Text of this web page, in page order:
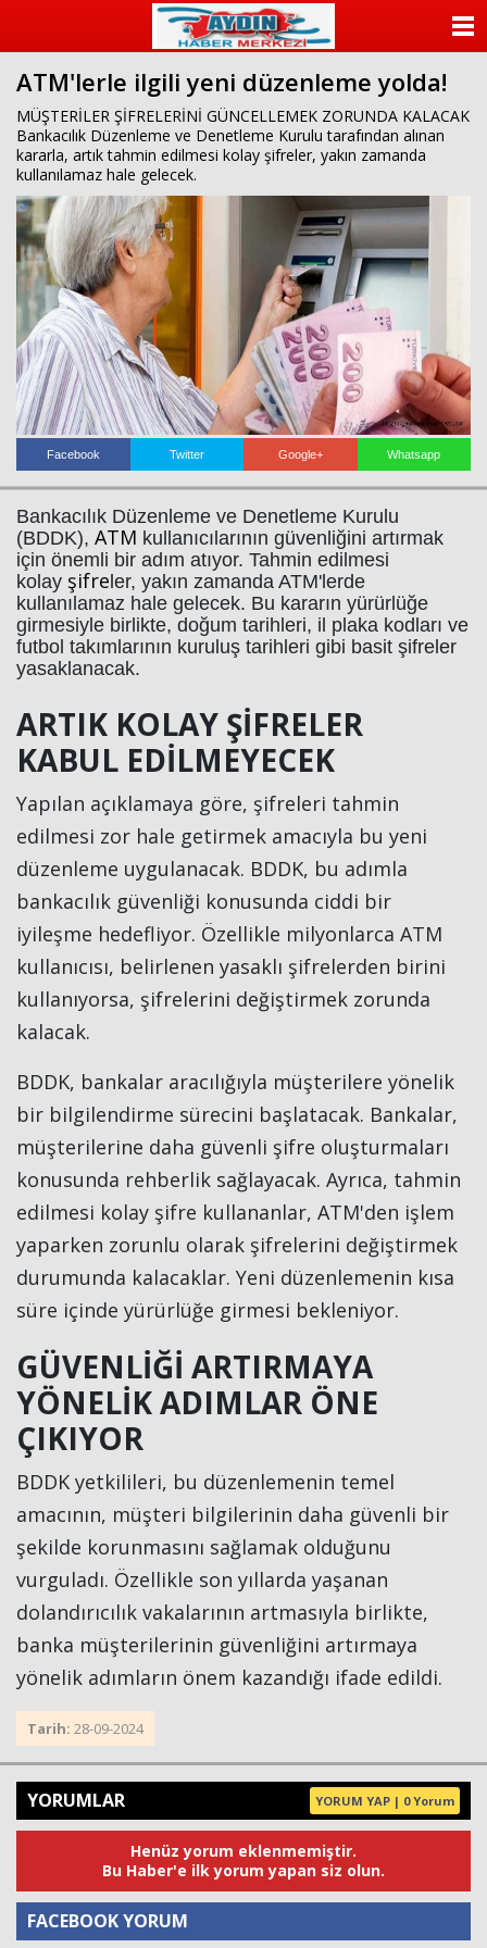
beylikdüzü
escort
bayan
beylikdüzü
escort
beylikdüzü
escort
beylikdüzü
escort
beylikdüzü
escort
beylikdüzü
escort
beylikdüzü
escort
ATM'lerle ilgili yeni düzenleme yolda!
MÜŞTERİLER ŞİFRELERİNİ GÜNCELLEMEK ZORUNDA KALACAK
Bankacılık Düzenleme ve Denetleme Kurulu tarafından alınan
kararla, artık tahmin edilmesi kolay şifreler, yakın zamanda
kullanılamaz hale gelecek.
Facebook Twitter Google+ Whatsapp
Bankacılık Düzenleme ve Denetleme Kurulu
(BDDK), ATM kullanıcılarının güvenliğini artırmak
için önemli bir adım atıyor. Tahmin edilmesi
kolay şifre ler, yakın zamanda ATM'lerde
kullanılamaz hale gelecek. Bu kararın yürürlüğe
girmesiyle birlikte, doğum tarihleri, il plaka kodları ve
futbol takımlarının kuruluş tarihleri gibi basit şifreler
yasaklanacak.
ARTIK KOLAY ŞİFRELER
KABUL EDİLMEYECEK
Yapılan açıklamaya göre, şifreleri tahmin
edilmesi zor hale getirmek amacıyla bu yeni
düzenleme uygulanacak. BDDK, bu adımla
bankacılık güvenliği konusunda ciddi bir
iyileşme hedefliyor. Özellikle milyonlarca ATM
kullanıcısı, belirlenen yasaklı şifrelerden birini
kullanıyorsa, şifrelerini değiştirmek zorunda
kalacak.
BDDK, bankalar aracılığıyla müşterilere yönelik
bir bilgilendirme sürecini başlatacak. Bankalar,
müşterilerine daha güvenli şifre oluşturmaları
konusunda rehberlik sağlayacak. Ayrıca, tahmin
edilmesi kolay şifre kullananlar, ATM'den işlem
yaparken zorunlu olarak şifrelerini değiştirmek
durumunda kalacaklar. Yeni düzenlemenin kısa
süre içinde yürürlüğe girmesi bekleniyor.
GÜVENLİĞİ ARTIRMAYA
YÖNELİK ADIMLAR ÖNE
ÇIKIYOR
BDDK yetkilileri, bu düzenlemenin temel
amacının, müşteri bilgilerinin daha güvenli bir
şekilde korunmasını sağlamak olduğunu
vurguladı. Özellikle son yıllarda yaşanan
dolandırıcılık vakalarının artmasıyla birlikte,
banka müşterilerinin güvenliğini artırmaya
yönelik adımların önem kazandığı ifade edildi.
Tarih: 28-09-2024
YORUMLAR YORUM YAP | 0 Yorum
Henüz yorum eklenmemiştir.
Bu Haber'e ilk yorum yapan siz olun.
FACEBOOK YORUM
KATEGORİLER
YAZARLAR
FOTO GALERİ
VİDEO GALERİ
KÜNYE
İLETİŞİM
Haberin Doğru Adresi.